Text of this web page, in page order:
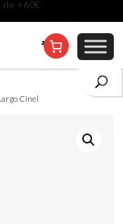
personalizados
Cinel